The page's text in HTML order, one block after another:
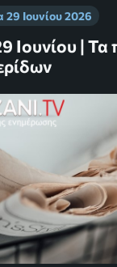
29 Ιουνίου 2026
Ιουνίου |